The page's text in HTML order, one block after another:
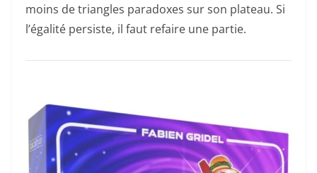
moins de triangles paradoxes sur son plateau. Si
l’égalité persiste, il faut refaire une partie.